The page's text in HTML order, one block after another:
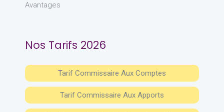
Avantages
Nos Tarifs 2026
Tarif Commissaire Aux Comptes
Tarif Commissaire Aux Apports